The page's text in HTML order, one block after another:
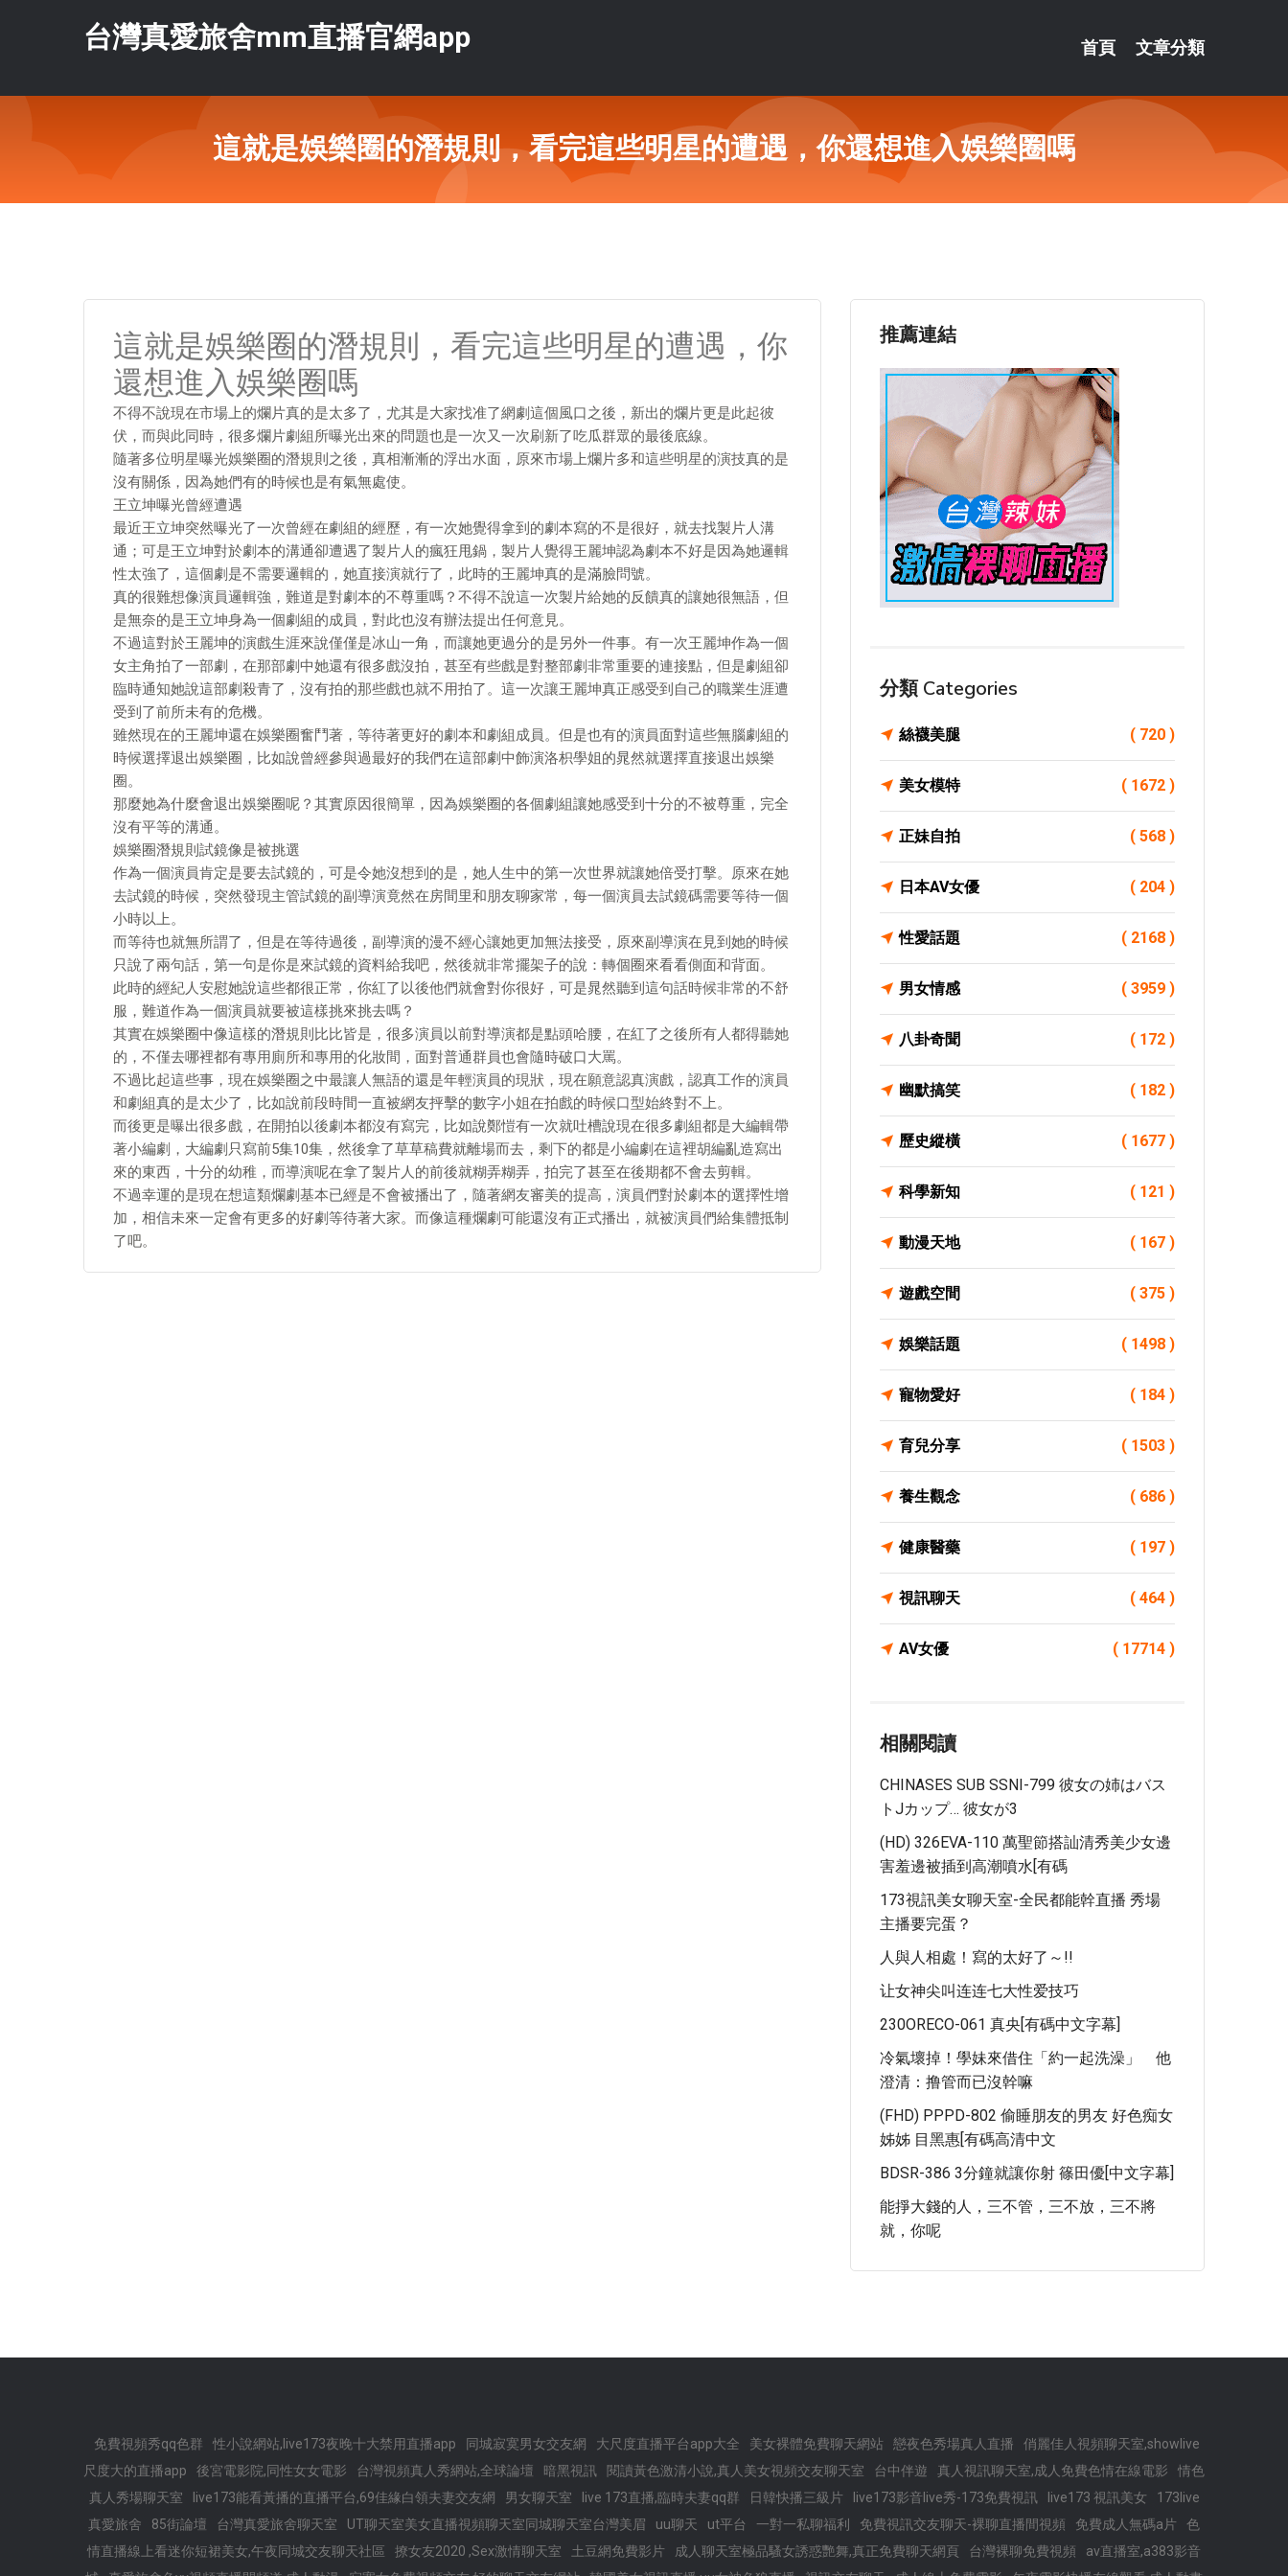
台灣真愛旅舍mm直播官網app 首頁 文章分類
這就是娛樂圈的潛規則，看完這些明星的遭遇，你還想進入娛樂圈嗎
這就是娛樂圈的潛規則，看完這些明星的遭遇，你
還想進入娛樂圈嗎
不得不說現在市場上的爛片真的是太多了，尤其是大家找准了網劇這個風口之後，新出的爛片更是此起彼
伏，而與此同時，很多爛片劇組所曝光出來的問題也是一次又一次刷新了吃瓜群眾的最後底線。
隨著多位明星曝光娛樂圈的潛規則之後，真相漸漸的浮出水面，原來市場上爛片多和這些明星的演技真的是
沒有關係，因為她們有的時候也是有氣無處使。
王立坤曝光曾經遭遇
最近王立坤突然曝光了一次曾經在劇組的經歷，有一次她覺得拿到的劇本寫的不是很好，就去找製片人溝
通；可是王立坤對於劇本的溝通卻遭遇了製片人的瘋狂甩鍋，製片人覺得王麗坤認為劇本不好是因為她邏輯
性太強了，這個劇是不需要邏輯的，她直接演就行了，此時的王麗坤真的是滿臉問號。
真的很難想像演員邏輯強，難道是對劇本的不尊重嗎？不得不說這一次製片給她的反饋真的讓她很無語，但
是無奈的是王立坤身為一個劇組的成員，對此也沒有辦法提出任何意見。
不過這對於王麗坤的演戲生涯來說僅僅是冰山一角，而讓她更過分的是另外一件事。有一次王麗坤作為一個
女主角拍了一部劇，在那部劇中她還有很多戲沒拍，甚至有些戲是對整部劇非常重要的連接點，但是劇組卻
臨時通知她說這部劇殺青了，沒有拍的那些戲也就不用拍了。這一次讓王麗坤真正感受到自己的職業生涯遭
受到了前所未有的危機。
雖然現在的王麗坤還在娛樂圈奮鬥著，等待著更好的劇本和劇組成員。但是也有的演員面對這些無腦劇組的
時候選擇退出娛樂圈，比如說曾經參與過最好的我們在這部劇中飾演洛枳學姐的晁然就選擇直接退出娛樂
圈。
那麼她為什麼會退出娛樂圈呢？其實原因很簡單，因為娛樂圈的各個劇組讓她感受到十分的不被尊重，完全
沒有平等的溝通。
娛樂圈潛規則試鏡像是被挑選
作為一個演員肯定是要去試鏡的，可是令她沒想到的是，她人生中的第一次世界就讓她倍受打擊。原來在她
去試鏡的時候，突然發現主管試鏡的副導演竟然在房間里和朋友聊家常，每一個演員去試鏡碼需要等待一個
小時以上。
而等待也就無所謂了，但是在等待過後，副導演的漫不經心讓她更加無法接受，原來副導演在見到她的時候
只說了兩句話，第一句是你是來試鏡的資料給我吧，然後就非常擺架子的說：轉個圈來看看側面和背面。
此時的經紀人安慰她說這些都很正常，你紅了以後他們就會對你很好，可是晁然聽到這句話時候非常的不舒
服，難道作為一個演員就要被這樣挑來挑去嗎？
其實在娛樂圈中像這樣的潛規則比比皆是，很多演員以前對導演都是點頭哈腰，在紅了之後所有人都得聽她
的，不僅去哪裡都有專用廁所和專用的化妝間，面對普通群員也會隨時破口大罵。
不過比起這些事，現在娛樂圈之中最讓人無語的還是年輕演員的現狀，現在願意認真演戲，認真工作的演員
和劇組真的是太少了，比如說前段時間一直被網友抨擊的數字小姐在拍戲的時候口型始終對不上。
而後更是曝出很多戲，在開拍以後劇本都沒有寫完，比如說鄭愷有一次就吐槽說現在很多劇組都是大編輯帶
著小編劇，大編劇只寫前5集10集，然後拿了草草稿費就離場而去，剩下的都是小編劇在這裡胡編亂造寫出
來的東西，十分的幼稚，而導演呢在拿了製片人的前後就糊弄糊弄，拍完了甚至在後期都不會去剪輯。
不過幸運的是現在想這類爛劇基本已經是不會被播出了，隨著網友審美的提高，演員們對於劇本的選擇性增
加，相信未來一定會有更多的好劇等待著大家。而像這種爛劇可能還沒有正式播出，就被演員們給集體抵制
了吧。
推薦連結
分類 Categories
絲襪美腿 ( 720 )
美女模特 ( 1672 )
正妹自拍 ( 568 )
日本AV女優 ( 204 )
性愛話題 ( 2168 )
男女情感 ( 3959 )
八卦奇聞 ( 172 )
幽默搞笑 ( 182 )
歷史縱橫 ( 1677 )
科學新知 ( 121 )
動漫天地 ( 167 )
遊戲空間 ( 375 )
娛樂話題 ( 1498 )
寵物愛好 ( 184 )
育兒分享 ( 1503 )
養生觀念 ( 686 )
健康醫藥 ( 197 )
視訊聊天 ( 464 )
AV女優 ( 17714 )
相關閱讀
CHINASES SUB SSNI-799 彼女の姉はバス
トJカップ… 彼女が3
(HD) 326EVA-110 萬聖節搭訕清秀美少女邊
害羞邊被插到高潮噴水[有碼
173視訊美女聊天室-全民都能幹直播 秀場
主播要完蛋？
人與人相處！寫的太好了～!!
让女神尖叫连连七大性爱技巧
230ORECO-061 真央[有碼中文字幕]
冷氣壞掉！學妹來借住「約一起洗澡」 他
澄清：撸管而已沒幹嘛
(FHD) PPPD-802 偷睡朋友的男友 好色痴女
姊姊 目黑惠[有碼高清中文
BDSR-386 3分鐘就讓你射 篠田優[中文字幕]
能掙大錢的人，三不管，三不放，三不將
就，你呢
免費視頻秀qq色群 性小說網站,live173夜晚十大禁用直播app 同城寂寞男女交友網 大尺度直播平台app大全 美女裸體免費聊天網站 戀夜色秀場真人直播
俏麗佳人視頻聊天室,showlive
尺度大的直播app
後宮電影院,同性女女電影 台灣視頻真人秀網站,全球論壇 暗黑視訊 閱讀黃色激清小說,真人美女視頻交友聊天室 台中伴遊 真人視訊聊天室,成人免費色情在線電影
情色
真人秀場聊天室
live173能看黃播的直播平台,69佳緣白領夫妻交友網 男女聊天室 live 173直播,臨時夫妻qq群 日韓快播三級片 live173影音live秀-173免費視訊 live173 視訊美女
173live
真愛旅舍
85街論壇 台灣真愛旅舍聊天室 UT聊天室美女直播視頻聊天室同城聊天室台灣美眉 uu聊天 ut平台 一對一私聊福利 免費視訊交友聊天-裸聊直播間視頻 免費成人無碼a片
色
情直播線上看迷你短裙美女,午夜同城交友聊天社區
撩女友2020 ,Sex激情聊天室 土豆網免費影片 成人聊天室極品騷女誘惑艷舞,真正免費聊天網頁 台灣裸聊免費視頻
av直播室,a383影音